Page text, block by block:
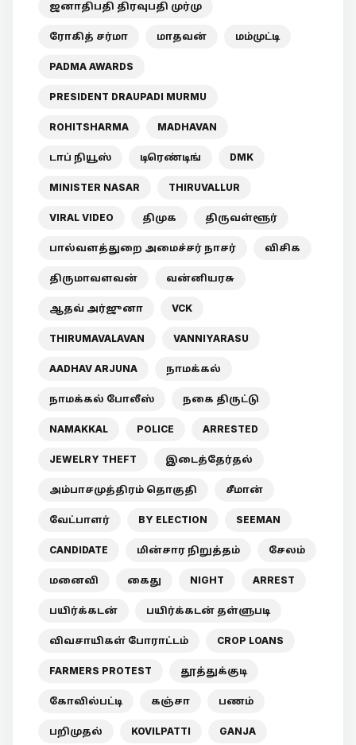
ஜனாதிபதி திரவுபதி முர்மு
ரோகித் சர்மா மாதவன் மம்முட்டி
PADMA AWARDS
PRESIDENT DRAUPADI MURMU
ROHITSHARMA MADHAVAN
டாப் நியூஸ் டிரெண்டிங் DMK
MINISTER NASAR THIRUVALLUR
VIRAL VIDEO திமுக திருவள்ளூர்
பால்வளத்துறை அமைச்சர் நாசர் விசிக
திருமாவளவன் வன்னியரசு
ஆதவ் அர்ஜுனா VCK
THIRUMAVALAVAN VANNIYARASU
AADHAV ARJUNA நாமக்கல்
நாமக்கல் போலீஸ் நகை திருட்டு
NAMAKKAL POLICE ARRESTED
JEWELRY THEFT இடைத்தேர்தல்
அம்பாசமுத்திரம் தொகுதி சீமான்
வேட்பாளர் BY ELECTION SEEMAN
CANDIDATE மின்சார நிறுத்தம் சேலம்
மனைவி கைது NIGHT ARREST
பயிர்க்கடன் பயிர்க்கடன் தள்ளுபடி
விவசாயிகள் போராட்டம் CROP LOANS
FARMERS PROTEST தூத்துக்குடி
கோவில்பட்டி கஞ்சா பணம்
பறிமுதல் KOVILPATTI GANJA